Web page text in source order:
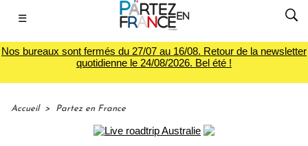
☰
Nos bureaux sont fermés du 27/07 au 16/08. Retour de la newsletter
quotidienne le 24/08/2026. Bel été !
Accueil > Partez en France